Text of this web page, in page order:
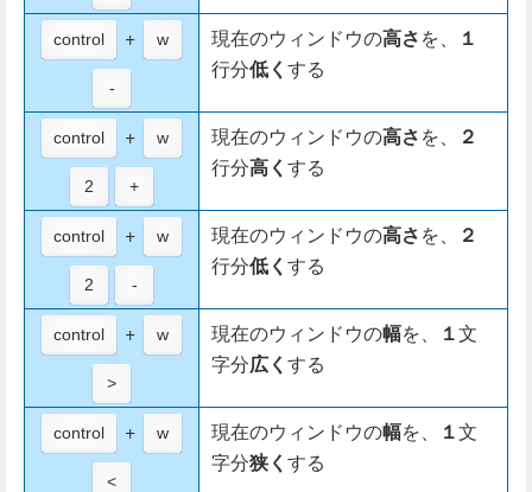
control + w
-
現在のウィンドウの高さを、
１
行分低く する
control + w
2 +
現在のウィンドウの高さを、
２
行分高く する
control + w
2 -
現在のウィンドウの高さを、
２
行分低く する
control + w
>
現在のウィンドウの幅を、 １文
字分広く する
control + w
<
現在のウィンドウの幅を、 １文
字分狭く する